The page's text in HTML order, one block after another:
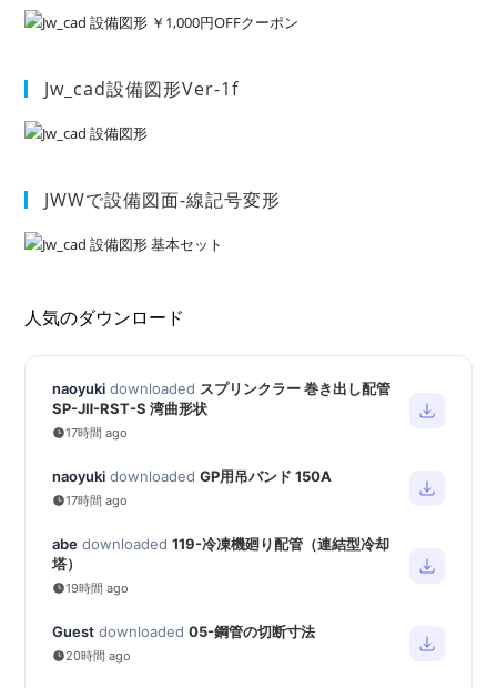
Jw_cad設備図形Ver-1f
JWWで設備図面-線記号変形
人気のダウンロード
naoyuki downloaded スプリンクラー 巻き出し配管
SP-JⅡ-RST-S 湾曲形状
17時間 ago
naoyuki downloaded GP用吊バンド 150A
17時間 ago
abe downloaded 119-冷凍機廻り配管（連結型冷却
塔）
19時間 ago
Guest downloaded 05-鋼管の切断寸法
20時間 ago